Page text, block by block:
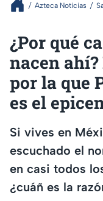
Azteca Noticias
¿Por qué
nacen
por la que
es el
Si vives en
escuchado el
en casi todos
¿cuáñ es la